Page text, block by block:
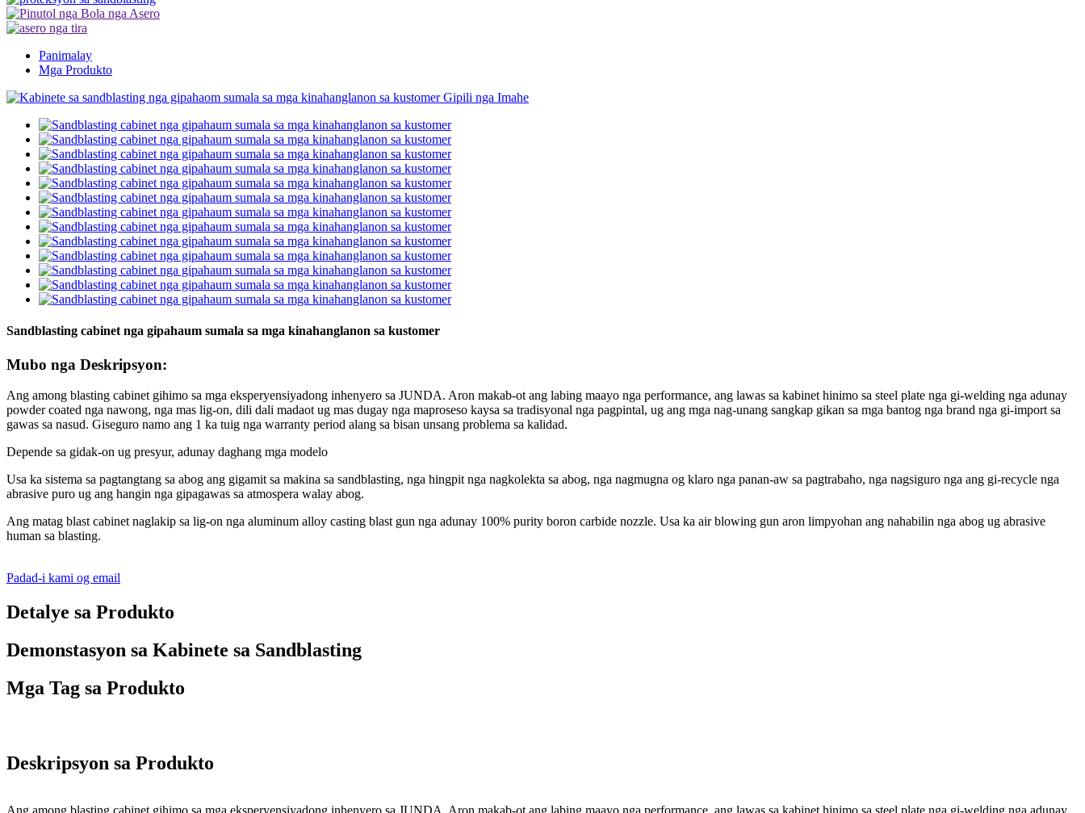
Panimalay
Mga Produkto
Sandblasting cabinet nga gipahaum sumala sa mga kinahanglanon sa kustomer
Mubo nga Deskripsyon:
Ang among blasting cabinet gihimo sa mga eksperyensiyadong inhenyero sa JUNDA. Aron makab-ot ang labing maayo nga performance, ang lawas sa kabinet hinimo sa steel plate nga gi-welding nga adunay
powder coated nga nawong, nga mas lig-on, dili dali madaot ug mas dugay nga maproseso kaysa sa tradisyonal nga pagpintal, ug ang mga nag-unang sangkap gikan sa mga bantog nga brand nga gi-import sa
gawas sa nasud. Giseguro namo ang 1 ka tuig nga warranty period alang sa bisan unsang problema sa kalidad.
Depende sa gidak-on ug presyur, adunay daghang mga modelo
Usa ka sistema sa pagtangtang sa abog ang gigamit sa makina sa sandblasting, nga hingpit nga nagkolekta sa abog, nga nagmugna og klaro nga panan-aw sa pagtrabaho, nga nagsiguro nga ang gi-recycle nga
abrasive puro ug ang hangin nga gipagawas sa atmospera walay abog.
Ang matag blast cabinet naglakip sa lig-on nga aluminum alloy casting blast gun nga adunay 100% purity boron carbide nozzle. Usa ka air blowing gun aron limpyohan ang nahabilin nga abog ug abrasive
human sa blasting.
Padad-i kami og email
Detalye sa Produkto
Demonstasyon sa Kabinete sa Sandblasting
Mga Tag sa Produkto
Deskripsyon sa Produkto
Ang among blasting cabinet gihimo sa mga eksperyensiyadong inhenyero sa JUNDA. Aron makab-ot ang labing maayo nga performance, ang lawas sa kabinet hinimo sa steel plate nga gi-welding nga adunay